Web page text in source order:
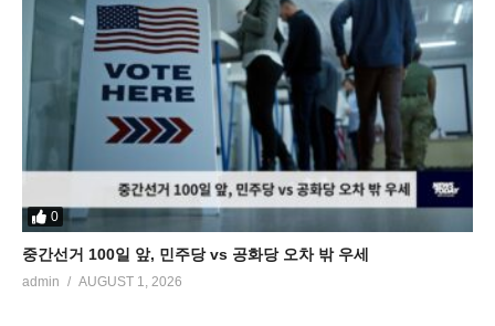
0
중간선거 100일 앞, 민주당 vs 공화당 오차 밖 우세
admin AUGUST 1, 2026